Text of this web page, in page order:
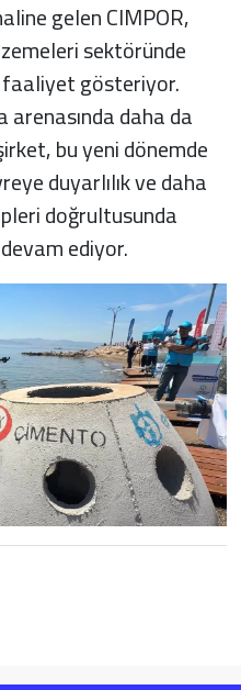
gelen CIMPOR,
sektöründe
faaliyet gösteriyor.
arenasında daha da
bu yeni dönemde
duyarlılık ve daha
doğrultusunda
ediyor.